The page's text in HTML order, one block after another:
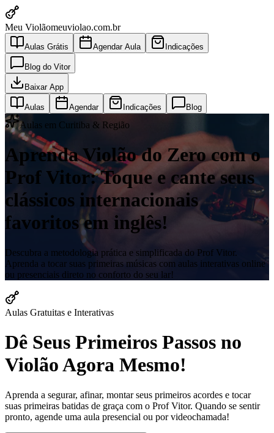
Meu Violãomeuviolao.com.br
Aulas Grátis Agendar Aula Indicações
Blog do Vitor
Baixar App
Aulas Agendar Indicações Blog
Aulas em Curitiba & Região
Aprenda Violão do Zero com o
Prof Vitor: Toque e cante seus
clássicos internacionais
favoritos em inglês!
Descubra a metodologia prática e simplificada do Prof Vitor.
Aprenda a tocar suas primeiras músicas com aulas interativas online
ou presenciais direto no conforto do seu lar!
Aulas Gratuitas e Interativas
Dê Seus Primeiros Passos no
Violão Agora Mesmo!
Aprenda a segurar, afinar, montar seus primeiros acordes e tocar
suas primeiras batidas de graça com o Prof Vitor. Quando se sentir
pronto, agende uma aula presencial ou por videochamada!